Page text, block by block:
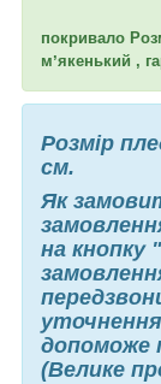
покривало
Розмір
см.
Як
на
допоможе
(Велике